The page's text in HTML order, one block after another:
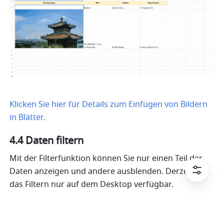
Klicken Sie hier für Details zum Einfügen von Bildern
in Blätter.
4.4 Daten filtern
Mit der Filterfunktion können Sie nur einen Teil der
Daten anzeigen und andere ausblenden. Derzeit ist
das Filtern nur auf dem Desktop verfügbar.